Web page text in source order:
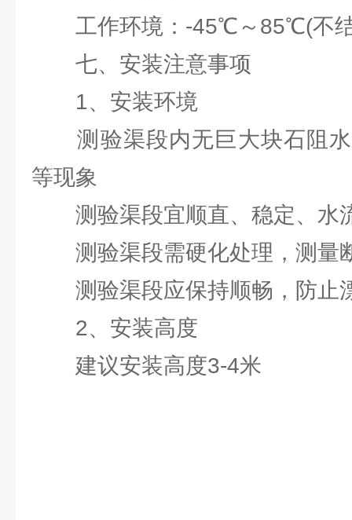
工作环境：-45℃～85℃(不
七、安装注意事项
1、安装环境
测验渠段内无巨大块石阻水
等现象
测验渠段宜顺直、稳定、水
测验渠段需硬化处理，测量
测验渠段应保持顺畅，防止
2、安装高度
建议安装高度3-4米